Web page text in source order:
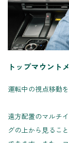
トップマウント
運転中の視点移動を
遠方配置のマルチ
グの上から見るこ